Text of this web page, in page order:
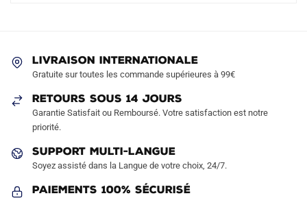
LIVRAISON INTERNATIONALE
Gratuite sur toutes les commande supérieures à 99€
RETOURS SOUS 14 JOURS
Garantie Satisfait ou Remboursé. Votre satisfaction est notre
priorité.
SUPPORT MULTI-LANGUE
Soyez assisté dans la Langue de votre choix, 24/7.
Paiements 100% Sécurisé